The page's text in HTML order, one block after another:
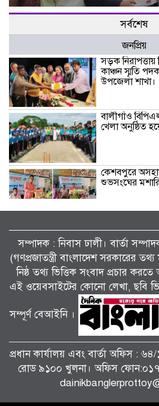
সর্বশেষ
জনপ্রিয়
সড়ক নিরাপত্তায়
কাঞ্চন স্মৃতি
উপজেলা শাখা।
বালীগাঁও
খেলা অনুষ্ঠিত
কেশবপুরে
শুভসংঘের
দিলেন আনসার-
সাংবাদিক
তোফাজ্জল
সম্পন্ন।
কেশবপুরে
উদ্যোগঃ
কালীগঞ্জ
সম্পাদক : নিবাস ঢালী। বার্তা
(গণপ্রজাতন্ত্রী বাংলাদেশ সরকারের তথ্য
নিষ্ঠ তথ্য ভিত্তিক সংবাদ প্রচার
এই ওয়েবসাইটের কোনো লেখা, ছবি
সম্পূর্ণ বেআইনি ।
প্রধান কার্যালয় এবং বার্তা অফিস :
রোড ৯১০০ খুলনা। অফিস